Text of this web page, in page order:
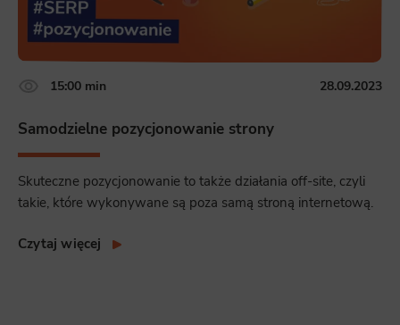
15:00 min 28.09.2023
Samodzielne pozycjonowanie strony
Skuteczne pozycjonowanie to także działania off-site, czyli
takie, które wykonywane są poza samą stroną internetową.
Czytaj więcej